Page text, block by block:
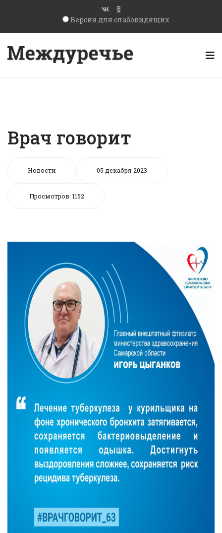
Версия для слабовидящих
Врач говорит
Новости 05 декабря 2023
Просмотров: 1152